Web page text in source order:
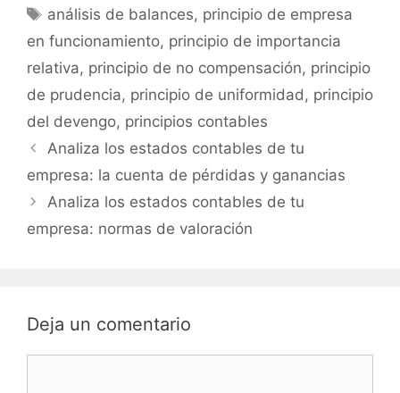
Etiquetas
análisis de balances, principio de empresa
en funcionamiento, principio de importancia
relativa, principio de no compensación, principio
de prudencia, principio de uniformidad , principio
del devengo, principios contables
Analiza los estados contables de tu
empresa: la cuenta de pérdidas y ganancias
Analiza los estados contables de tu
empresa: normas de valoración
Deja un comentario